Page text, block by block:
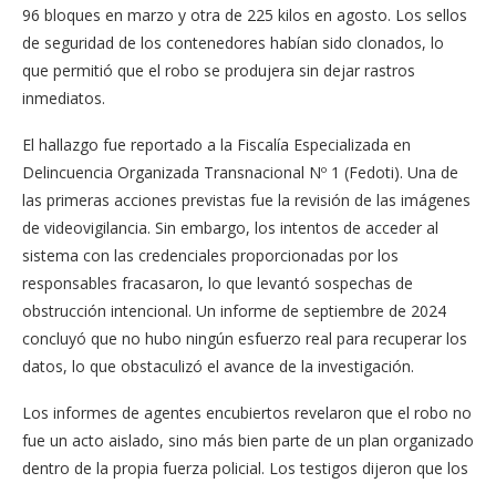
96 bloques en marzo y otra de 225 kilos en agosto. Los sellos
de seguridad de los contenedores habían sido clonados, lo
que permitió que el robo se produjera sin dejar rastros
inmediatos.
El hallazgo fue reportado a la Fiscalía Especializada en
Delincuencia Organizada Transnacional Nº 1 (Fedoti). Una de
las primeras acciones previstas fue la revisión de las imágenes
de videovigilancia. Sin embargo, los intentos de acceder al
sistema con las credenciales proporcionadas por los
responsables fracasaron, lo que levantó sospechas de
obstrucción intencional. Un informe de septiembre de 2024
concluyó que no hubo ningún esfuerzo real para recuperar los
datos, lo que obstaculizó el avance de la investigación.
Los informes de agentes encubiertos revelaron que el robo no
fue un acto aislado, sino más bien parte de un plan organizado
dentro de la propia fuerza policial. Los testigos dijeron que los